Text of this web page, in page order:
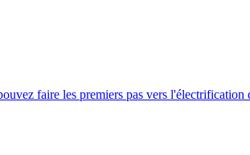
faire les premiers pas vers l'électrification